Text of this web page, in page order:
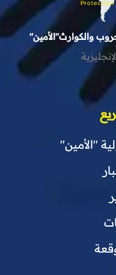
والكوارث"الأمين"
"الأمين"